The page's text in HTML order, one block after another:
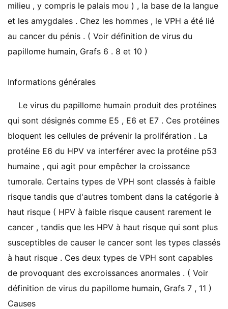
milieu , y compris le palais mou ) , la base de la langue
et les amygdales . Chez les hommes , le VPH a été lié
au cancer du pénis . ( Voir définition de virus du
papillome humain, Grafs 6 . 8 et 10 )
Informations générales
Le virus du papillome humain produit des protéines
qui sont désignés comme E5 , E6 et E7 . Ces protéines
bloquent les cellules de prévenir la prolifération . La
protéine E6 du HPV va interférer avec la protéine p53
humaine , qui agit pour empêcher la croissance
tumorale. Certains types de VPH sont classés à faible
risque tandis que d'autres tombent dans la catégorie à
haut risque ( HPV à faible risque causent rarement le
cancer , tandis que les HPV à haut risque qui sont plus
susceptibles de causer le cancer sont les types classés
à haut risque . Ces deux types de VPH sont capables
de provoquant des excroissances anormales . ( Voir
définition de virus du papillome humain, Grafs 7 , 11 )
Causes